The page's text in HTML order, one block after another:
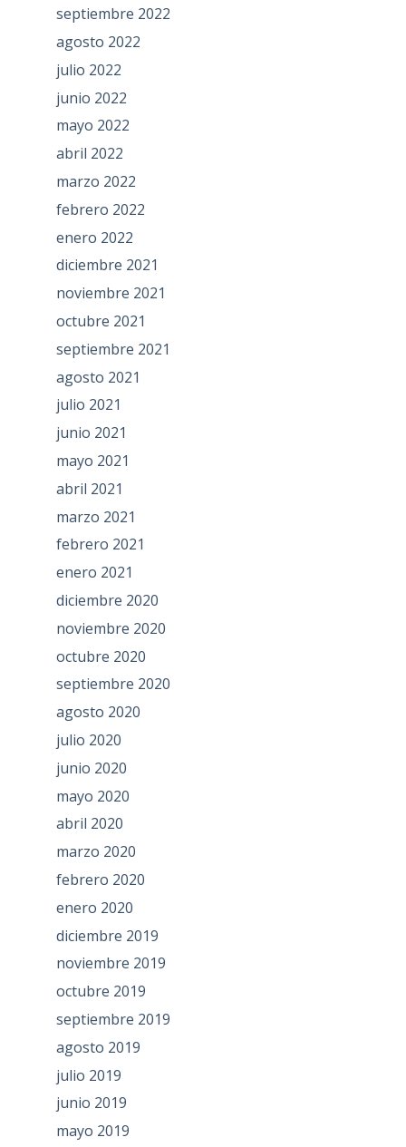
septiembre 2022
agosto 2022
julio 2022
junio 2022
mayo 2022
abril 2022
marzo 2022
febrero 2022
enero 2022
diciembre 2021
noviembre 2021
octubre 2021
septiembre 2021
agosto 2021
julio 2021
junio 2021
mayo 2021
abril 2021
marzo 2021
febrero 2021
enero 2021
diciembre 2020
noviembre 2020
octubre 2020
septiembre 2020
agosto 2020
julio 2020
junio 2020
mayo 2020
abril 2020
marzo 2020
febrero 2020
enero 2020
diciembre 2019
noviembre 2019
octubre 2019
septiembre 2019
agosto 2019
julio 2019
junio 2019
mayo 2019